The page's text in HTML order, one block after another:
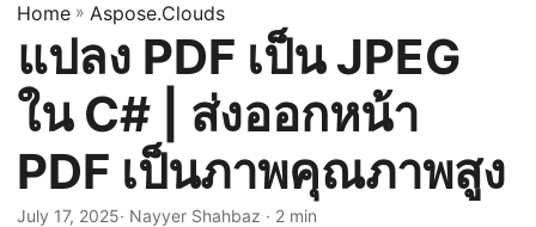
a
v
i
g
t
i
Home » Aspose.Clouds
แปลง PDF เป็น JPEG
ใน C# | ส่งออกหน้า
PDF เป็นภาพคุณภาพสูง
July 17, 2025· Nayyer Shahbaz · 2 min